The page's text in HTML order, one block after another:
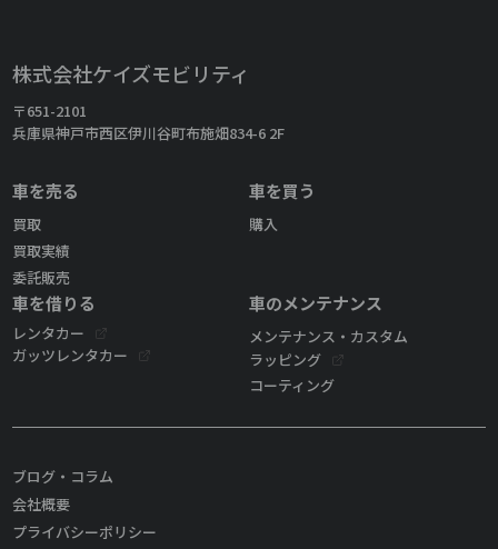
株式会社ケイズモビリティ
〒651-2101
兵庫県神戸市西区伊川谷町布施畑834-6 2F
車を売る
買取
買取実績
委託販売
車を買う
購入
車を借りる
レンタカー
ガッツレンタカー
車のメンテナンス
メンテナンス・カスタム
ラッピング
コーティング
ブログ・コラム
会社概要
プライバシーポリシー